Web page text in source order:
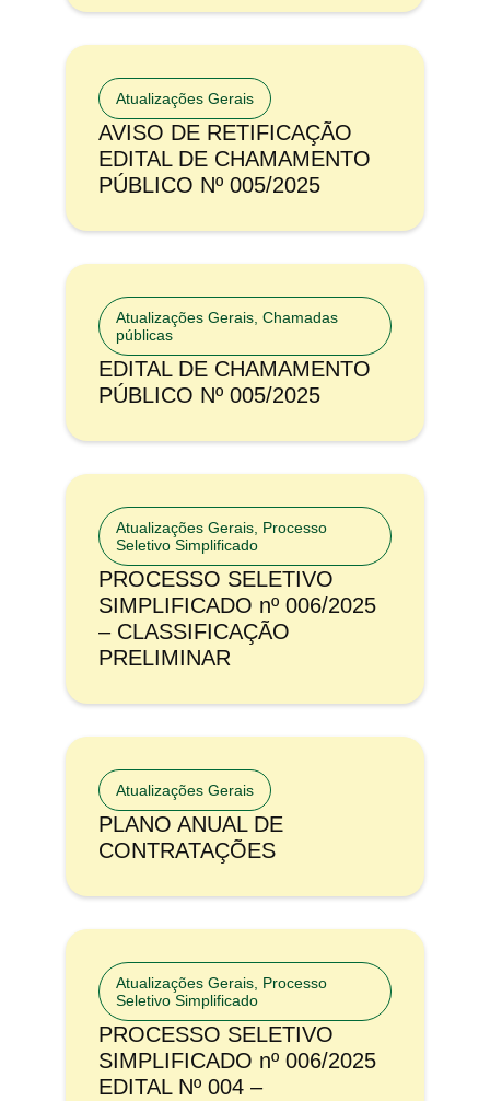
Atualizações Gerais
AVISO DE RETIFICAÇÃO
EDITAL DE CHAMAMENTO
PÚBLICO Nº 005/2025
Atualizações Gerais Chamadas
públicas
EDITAL DE CHAMAMENTO
PÚBLICO Nº 005/2025
Atualizações Gerais Processo
Seletivo Simplificado
PROCESSO SELETIVO
SIMPLIFICADO nº 006/2025
– CLASSIFICAÇÃO
PRELIMINAR
Atualizações Gerais
PLANO ANUAL DE
CONTRATAÇÕES
Atualizações Gerais Processo
Seletivo Simplificado
PROCESSO SELETIVO
SIMPLIFICADO nº 006/2025
EDITAL Nº 004 –